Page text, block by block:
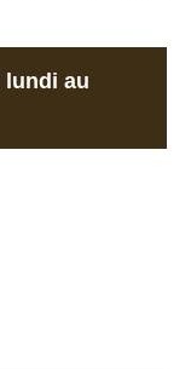
lundi au